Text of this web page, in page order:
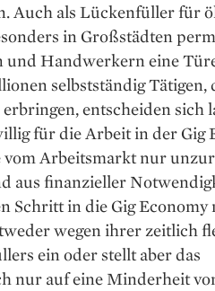
Auch als Lückenfüller für
in Großstädten
und Handwerkern eine
selbstständig Tätigen,
entscheiden sich
für die Arbeit in der Gig
vom Arbeitsmarkt nur
aus finanzieller
Schritt in die Gig Economy
wegen ihrer zeitlich
ein oder stellt aber das
nur auf eine Minderheit